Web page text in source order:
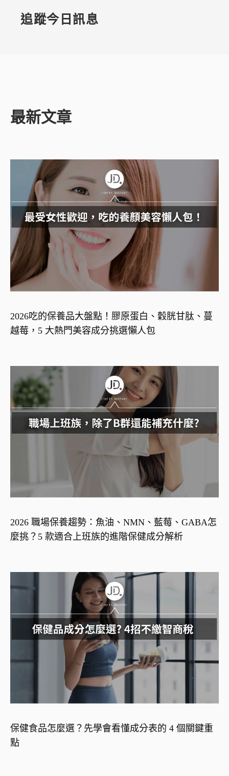
追蹤今日訊息
最新文章
2026吃的保養品大盤點！膠原蛋白、穀胱甘肽、蔓
越莓，5 大熱門美容成分挑選懶人包
2026 職場保養趨勢：魚油、NMN、藍莓、GABA怎
麼挑？5 款適合上班族的進階保健成分解析
保健食品怎麼選？先學會看懂成分表的 4 個關鍵重
點